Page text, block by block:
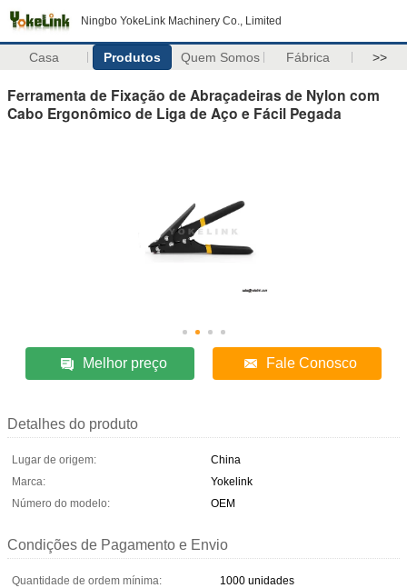
Ningbo YokeLink Machinery Co., Limited
Casa Produtos Quem Somos Fábrica >>
Ferramenta de Fixação de Abraçadeiras de Nylon com
Cabo Ergonômico de Liga de Aço e Fácil Pegada
Melhor preço Fale Conosco
Detalhes do produto
Lugar de origem:
China
Marca:
Yokelink
Número do modelo:
OEM
Condições de Pagamento e Envio
Quantidade de ordem mínima:
1000 unidades